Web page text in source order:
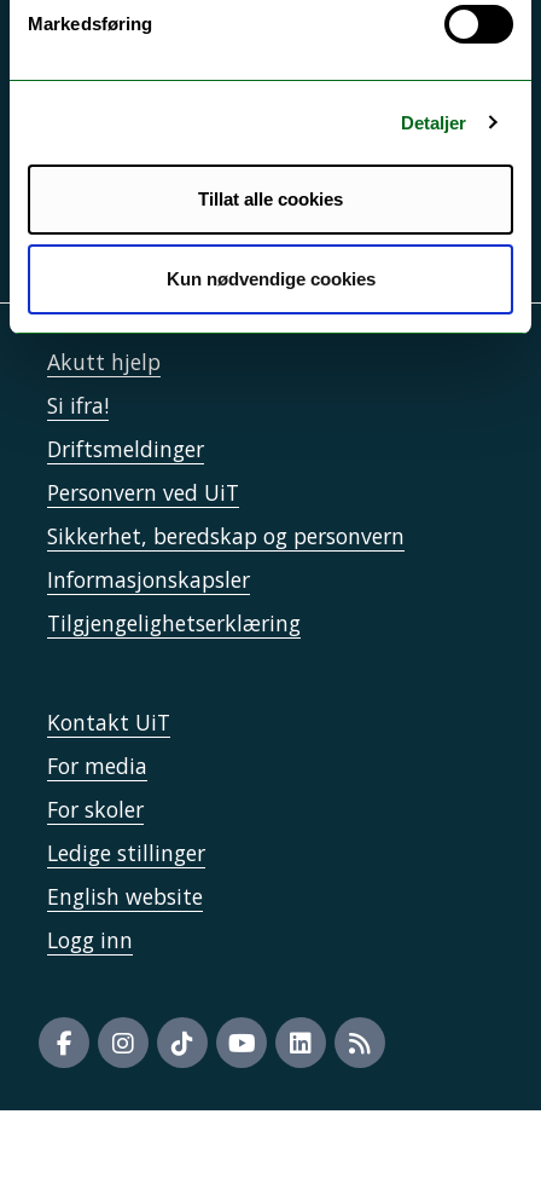
Markedsføring
Detaljer
Tillat alle cookies
Kun nødvendige cookies
Akutt hjelp
Si ifra!
Driftsmeldinger
Personvern ved UiT
Sikkerhet, beredskap og personvern
Informasjonskapsler
Tilgjengelighetserklæring
Kontakt UiT
For media
For skoler
Ledige stillinger
English website
Logg inn